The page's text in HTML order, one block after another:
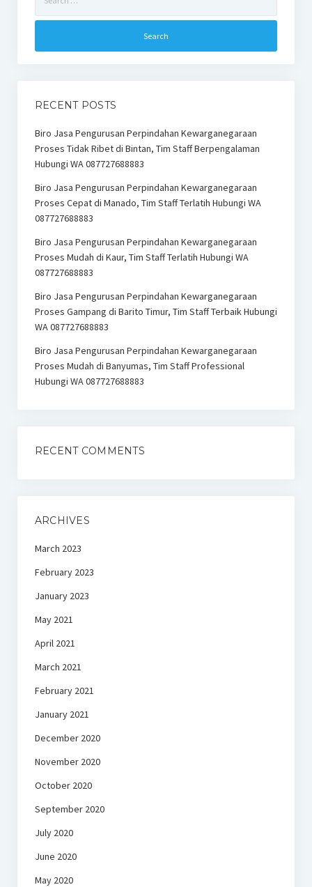
for:
RECENT POSTS
Biro Jasa Pengurusan Perpindahan Kewarganegaraan
Proses Tidak Ribet di Bintan, Tim Staff Berpengalaman
Hubungi WA 087727688883
Biro Jasa Pengurusan Perpindahan Kewarganegaraan
Proses Cepat di Manado, Tim Staff Terlatih Hubungi WA
087727688883
Biro Jasa Pengurusan Perpindahan Kewarganegaraan
Proses Mudah di Kaur, Tim Staff Terlatih Hubungi WA
087727688883
Biro Jasa Pengurusan Perpindahan Kewarganegaraan
Proses Gampang di Barito Timur, Tim Staff Terbaik Hubungi
WA 087727688883
Biro Jasa Pengurusan Perpindahan Kewarganegaraan
Proses Mudah di Banyumas, Tim Staff Professional
Hubungi WA 087727688883
RECENT COMMENTS
ARCHIVES
March 2023
February 2023
January 2023
May 2021
April 2021
March 2021
February 2021
January 2021
December 2020
November 2020
October 2020
September 2020
July 2020
June 2020
May 2020